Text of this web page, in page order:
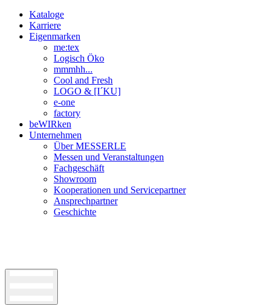
Kataloge
Karriere
Eigenmarken
me:tex
Logisch Öko
mmmhh...
Cool and Fresh
LOGO & [I´KU]
e-one
factory
beWIRken
Unternehmen
Über MESSERLE
Messen und Veranstaltungen
Fachgeschäft
Showroom
Kooperationen und Servicepartner
Ansprechpartner
Geschichte